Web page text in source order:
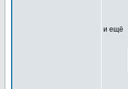
и ещё